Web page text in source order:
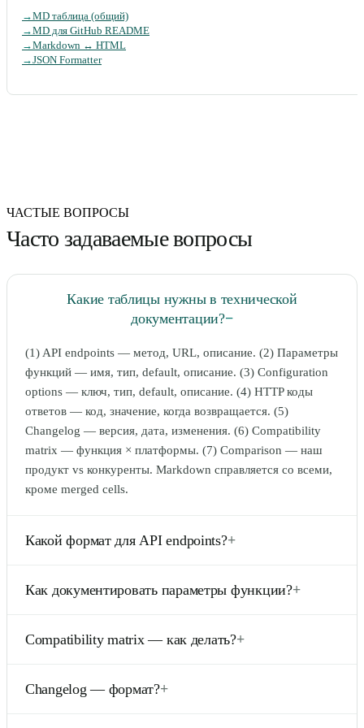
→MD таблица (общий)
→MD для GitHub README
→Markdown ↔ HTML
→JSON Formatter
ЧАСТЫЕ ВОПРОСЫ
Часто задаваемые вопросы
Какие таблицы нужны в технической
документации?−
(1) API endpoints — метод, URL, описание. (2) Параметры
функций — имя, тип, default, описание. (3) Configuration
options — ключ, тип, default, описание. (4) HTTP коды
ответов — код, значение, когда возвращается. (5)
Changelog — версия, дата, изменения. (6) Compatibility
matrix — функция × платформы. (7) Comparison — наш
продукт vs конкуренты. Markdown справляется со всеми,
кроме merged cells.
Какой формат для API endpoints?+
--- | :---------- | :--: |\n| GET | /api/users | List users | ✓ |\n|
выровнен по центру (короткие слова), Endpoint и
Swagger экспортах.
Как документировать параметры функции?+
:-----: | :------- |\n| timeout | number | 5000 | Время ожидания
value, описание. Если параметр обязательный — добавьте
Compatibility matrix — как делать?+
<code>| Feature | Chrome | Firefox | Safari | Edge |\n| :------ | :-
Changelog — формат?+